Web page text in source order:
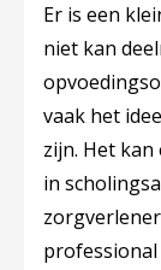
Er is een
niet kan
vaak het
zijn. Het
in